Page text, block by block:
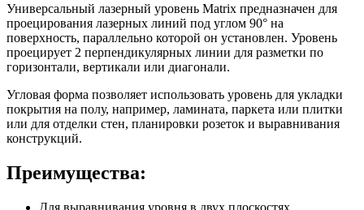
Универсальный лазерный уровень Matrix предназначен для
проецирования лазерных линий под углом 90° на
поверхность, параллельно которой он установлен. Уровень
проецирует 2 перпендикулярных линии для разметки по
горизонтали, вертикали или диагонали.
Угловая форма позволяет использовать уровень для укладки
покрытия на полу, например, ламината, паркета или плитки
или для отделки стен, планировки розеток и выравнивания
конструкций.
Преимущества:
Для выравнивания уровня в двух плоскостях